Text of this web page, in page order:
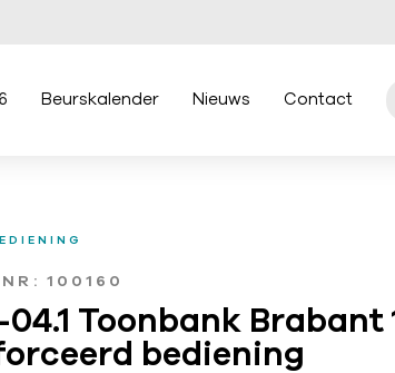
Beurskalender Nieuws Contact
100160
04.1 Toonbank Brabant
bediening